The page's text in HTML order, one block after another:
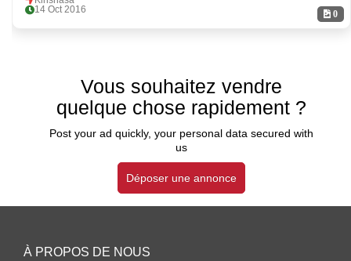
0
14 Oct 2016
Vous souhaitez vendre
quelque chose rapidement ?
Post your ad quickly, your personal data secured with
us
Déposer une annonce
À PROPOS DE NOUS